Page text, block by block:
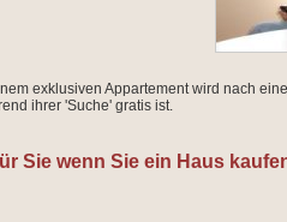
exklusiven Appartement wird nach
ihrer 'Suche' gratis ist.
Sie wenn Sie ein Haus